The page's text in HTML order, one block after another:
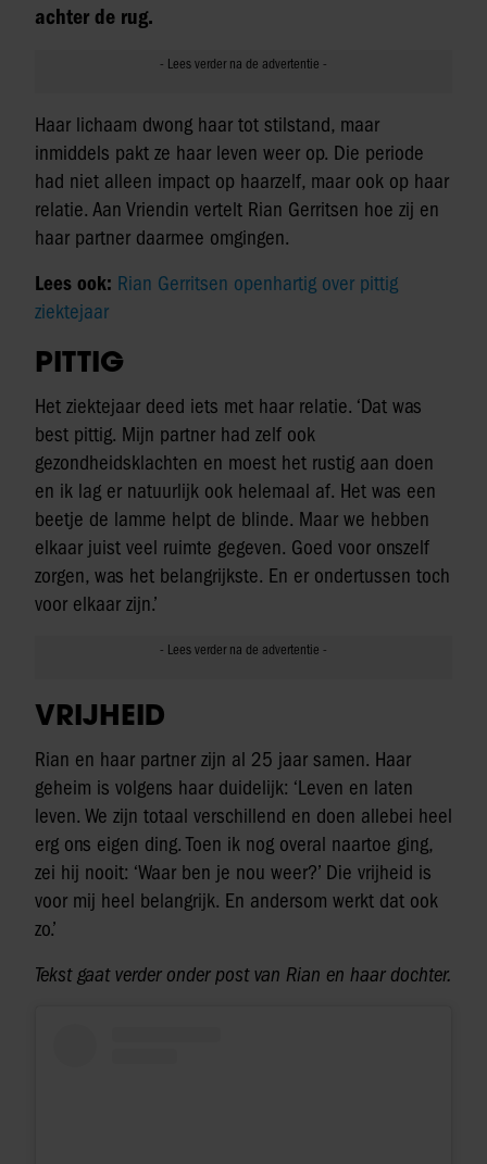
achter de rug.
Haar lichaam dwong haar tot stilstand, maar
inmiddels pakt ze haar leven weer op. Die periode
had niet alleen impact op haarzelf, maar ook op haar
relatie. Aan Vriendin vertelt Rian Gerritsen hoe zij en
haar partner daarmee omgingen.
Lees ook: Rian Gerritsen openhartig over pittig
ziektejaar
PITTIG
Het ziektejaar deed iets met haar relatie. ‘Dat was
best pittig. Mijn partner had zelf ook
gezondheidsklachten en moest het rustig aan doen
en ik lag er natuurlijk ook helemaal af. Het was een
beetje de lamme helpt de blinde. Maar we hebben
elkaar juist veel ruimte gegeven. Goed voor onszelf
zorgen, was het belangrijkste. En er ondertussen toch
voor elkaar zijn.’
VRIJHEID
Rian en haar partner zijn al 25 jaar samen. Haar
geheim is volgens haar duidelijk: ‘Leven en laten
leven. We zijn totaal verschillend en doen allebei heel
erg ons eigen ding. Toen ik nog overal naartoe ging,
zei hij nooit: ‘Waar ben je nou weer?’ Die vrijheid is
voor mij heel belangrijk. En andersom werkt dat ook
zo.’
Tekst gaat verder onder post van Rian en haar dochter.